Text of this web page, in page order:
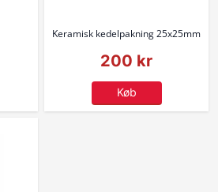
Keramisk kedelpakning 25x25mm
200 kr
Køb